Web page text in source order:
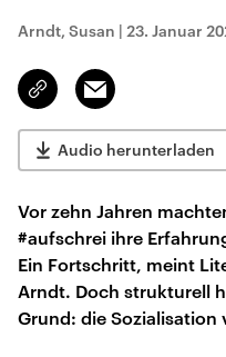
Arndt, Susan | 23. Januar
Link
kopieren/teilen
Email
Audio herunterladen
Vor zehn Jahren
#aufschrei ihre
Ein Fortschritt, meint
Arndt. Doch strukturell
Grund: die Sozialisation